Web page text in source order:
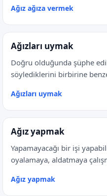
Ağız ağıza vermek
Ağızları uymak
Doğru olduğunda şüphe
söylediklerini birbirine
Ağızları uymak
Ağız yapmak
Yapamayacağı bir işi
oyalamaya, aldatmaya
Ağız yapmak